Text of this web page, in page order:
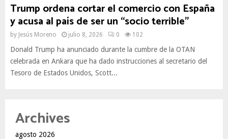
Trump ordena cortar el comercio con España
y acusa al país de ser un “socio terrible”
by Jesús Moreno julio 8, 2026 0 102
Donald Trump ha anunciado durante la cumbre de la OTAN
celebrada en Ankara que ha dado instrucciones al secretario del
Tesoro de Estados Unidos, Scott...
Archives
agosto 2026